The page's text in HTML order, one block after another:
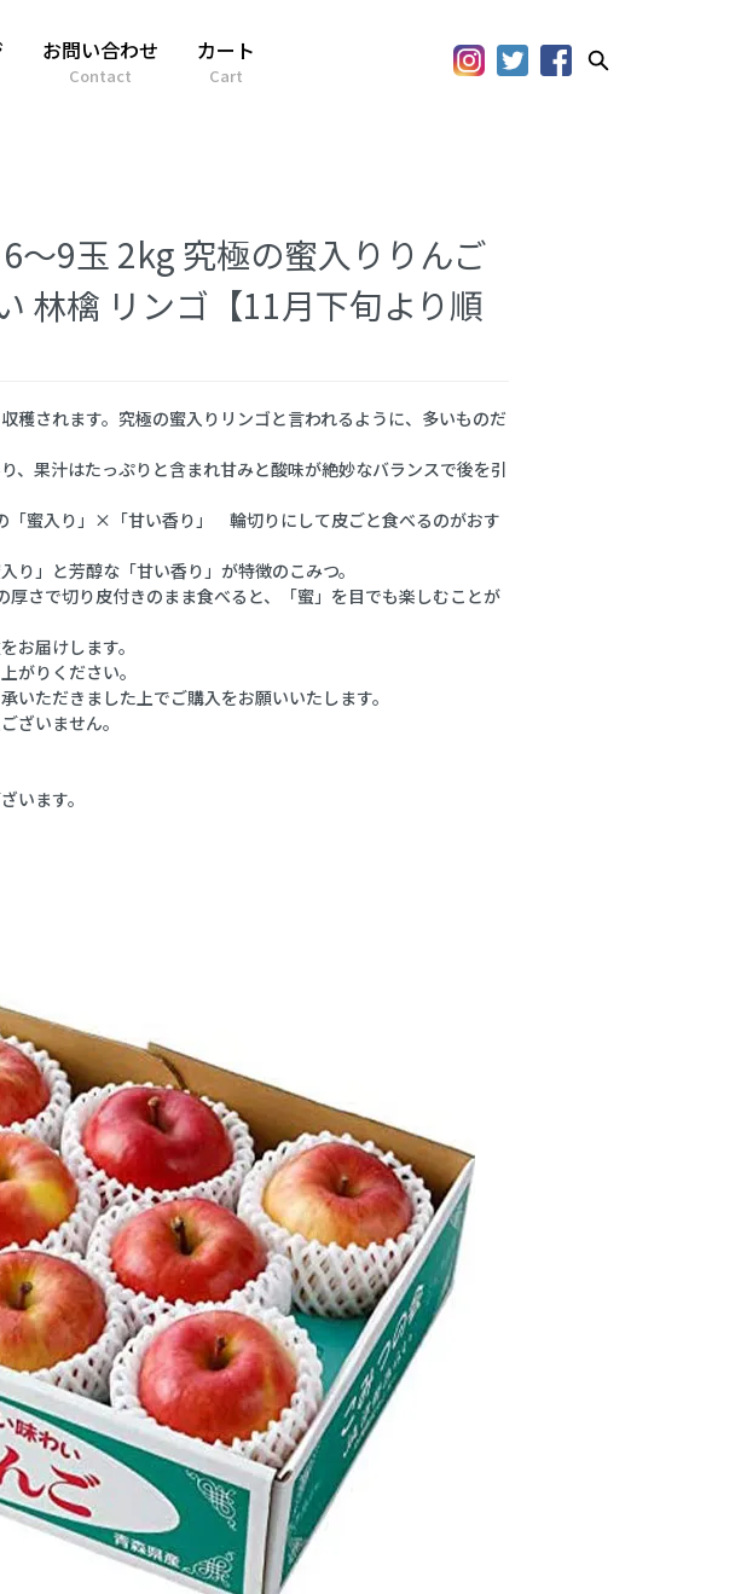
お問い合わせ
Contact
カート
Cart
～9玉 2kg 究極の蜜入りりんご
林檎 リンゴ【11月下旬より順
穫されます。究極の蜜入りリンゴと言われるように、多いものだ
、果汁はたっぷりと含まれ甘みと酸味が絶妙なバランスで後を引
蜜入り」×「甘い香り」 輪切りにして皮ごと食べるのがおす
り」と芳醇な「甘い香り」が特徴のこみつ。
さで切り皮付きのまま食べると、「蜜」を目でも楽しむことが
お届けします。
がりください。
いただきました上でご購入をお願いいたします。
ざいません。
います。